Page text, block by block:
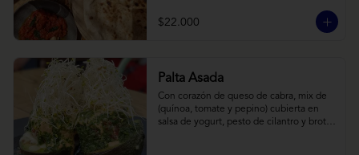
cebollas horneadas largamente, con
toques de aceite asiático sobre cama de
$22.000
Palta Asada
Con corazón de queso de cabra, mix de
(quínoa, tomate y pepino) cubierta en
salsa de yogurt, pesto de cilantro y brotes